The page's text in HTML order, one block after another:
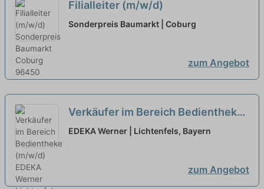
Filialleiter (m/w/d)
Sonderpreis Baumarkt | Coburg
zum Angebot
Verkäufer im Bereich Bedientheke
(m/w/d) neu
EDEKA Werner | Lichtenfels, Bayern
zum Angebot